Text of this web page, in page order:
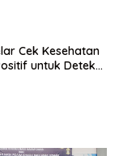
Cek Kesehatan
untuk Deteksi